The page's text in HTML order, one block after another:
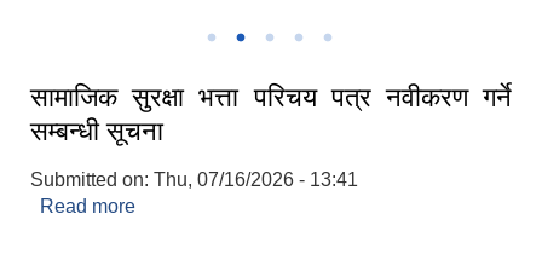
सामाजिक सुरक्षा भत्ता परिचय पत्र नवीकरण गर्ने
सम्बन्धी सूचना
Submitted on: Thu, 07/16/2026 - 13:41
Read more